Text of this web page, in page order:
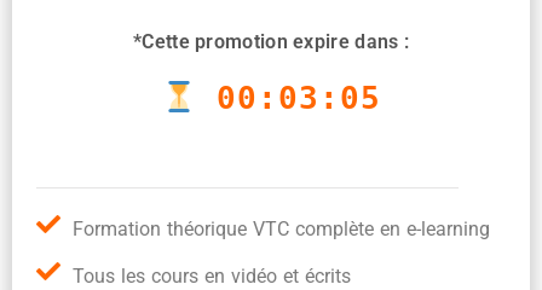
*Cette promotion expire dans :
00:03:05
Formation théorique VTC complète en e-learning
Tous les cours en vidéo et écrits